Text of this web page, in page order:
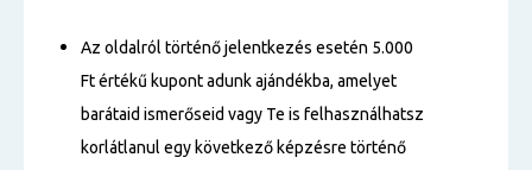
Az oldalról történő jelentkezés esetén 5.000
Ft értékű kupont adunk ajándékba, amelyet
barátaid ismerőseid vagy Te is felhasználhatsz
korlátlanul egy következő képzésre történő